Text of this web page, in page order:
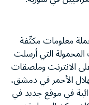
معلومات مكثّفة
التي أرسلت
الانترنت وملصقات
الأحمر في دمشق،
في موقع جديد في